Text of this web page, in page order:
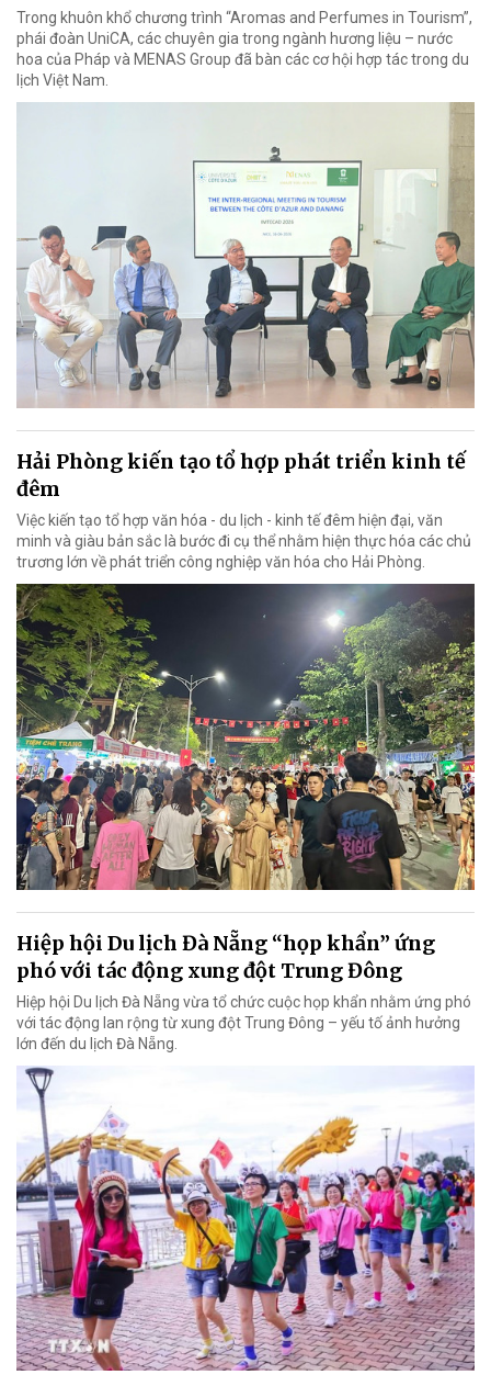
Trong khuôn khổ chương trình “Aromas and Perfumes in Tourism”,
phái đoàn UniCA, các chuyên gia trong ngành hương liệu – nước
hoa của Pháp và MENAS Group đã bàn các cơ hội hợp tác trong du
lịch Việt Nam.
Hải Phòng kiến tạo tổ hợp phát triển kinh tế
đêm
Việc kiến tạo tổ hợp văn hóa - du lịch - kinh tế đêm hiện đại, văn
minh và giàu bản sắc là bước đi cụ thể nhằm hiện thực hóa các chủ
trương lớn về phát triển công nghiệp văn hóa cho Hải Phòng.
Hiệp hội Du lịch Đà Nẵng “họp khẩn” ứng
phó với tác động xung đột Trung Đông
Hiệp hội Du lịch Đà Nẵng vừa tổ chức cuộc họp khẩn nhằm ứng phó
với tác động lan rộng từ xung đột Trung Đông – yếu tố ảnh hưởng
lớn đến du lịch Đà Nẵng.